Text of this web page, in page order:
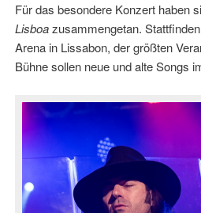
Für das besondere Konzert haben
Lisboazusammengetan.
Arena in Lissabon, der größten
Bühne sollen neue und alte Songs